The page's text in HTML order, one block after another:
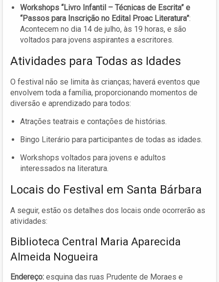
Workshops “Livro Infantil – Técnicas de Escrita” e
“Passos para Inscrição no Edital Proac Literatura”:
Acontecem no dia 14 de julho, às 19 horas, e são
voltados para jovens aspirantes a escritores.
Atividades para Todas as Idades
O festival não se limita às crianças; haverá eventos que
envolvem toda a família, proporcionando momentos de
diversão e aprendizado para todos:
Atrações teatrais e contações de histórias.
Bingo Literário para participantes de todas as idades.
Workshops voltados para jovens e adultos
interessados na literatura.
Locais do Festival em Santa Bárbara
A seguir, estão os detalhes dos locais onde ocorrerão as
atividades:
Biblioteca Central Maria Aparecida
Almeida Nogueira
Endereço: esquina das ruas Prudente de Moraes e